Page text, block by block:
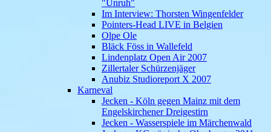
"Unruh"
Im Interview: Thorsten Wingenfelder
Pointers-Head LIVE in Belgien
Olpe Ole
Bläck Föss in Wallefeld
Lindenplatz Open Air 2007
Zillertaler Schürzenjäger
Anubiz Studioreport X 2007
Karneval
Jecken - Köln gegen Mainz mit dem
Engelskirchener Dreigestirn
Jecken - Wasserspiele im Märchenwald